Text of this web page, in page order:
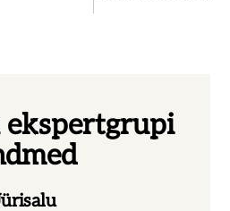
ekspertgrupi